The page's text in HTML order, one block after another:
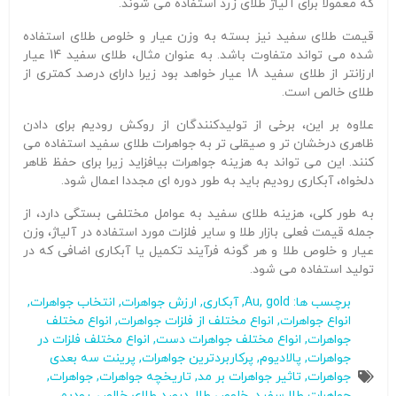
که معمولاً برای آلیاژ طلای زرد استفاده می شوند.
قیمت طلای سفید نیز بسته به وزن عیار و خلوص طلای استفاده
شده می تواند متفاوت باشد. به عنوان مثال، طلای سفید 14 عیار
ارزانتر از طلای سفید 18 عیار خواهد بود زیرا دارای درصد کمتری از
طلای خالص است.
علاوه بر این، برخی از تولیدکنندگان از روکش رودیم برای دادن
ظاهری درخشان تر و صیقلی تر به جواهرات طلای سفید استفاده می
کنند. این می تواند به هزینه جواهرات بیافزاید زیرا برای حفظ ظاهر
دلخواه، آبکاری رودیم باید به طور دوره ای مجددا اعمال شود.
به طور کلی، هزینه طلای سفید به عوامل مختلفی بستگی دارد، از
جمله قیمت فعلی بازار طلا و سایر فلزات مورد استفاده در آلیاژ، وزن
عیار و خلوص طلا و هر گونه فرآیند تکمیل یا آبکاری اضافی که در
تولید استفاده می شود.
برچسب ها:
Au, gold
,آبکاری, ارزش جواهرات, انتخاب جواهرات,
انواع جواهرات, انواع مختلف از فلزات جواهرات, انواع مختلف
جواهرات, انواع مختلف جواهرات دست, انواع مختلف فلزات در
جواهرات, پالادیوم, پرکاربردترین جواهرات, پرینت سه بعدی
جواهرات, تاثیر جواهرات بر مد, تاریخچه جواهرات, جواهرات,